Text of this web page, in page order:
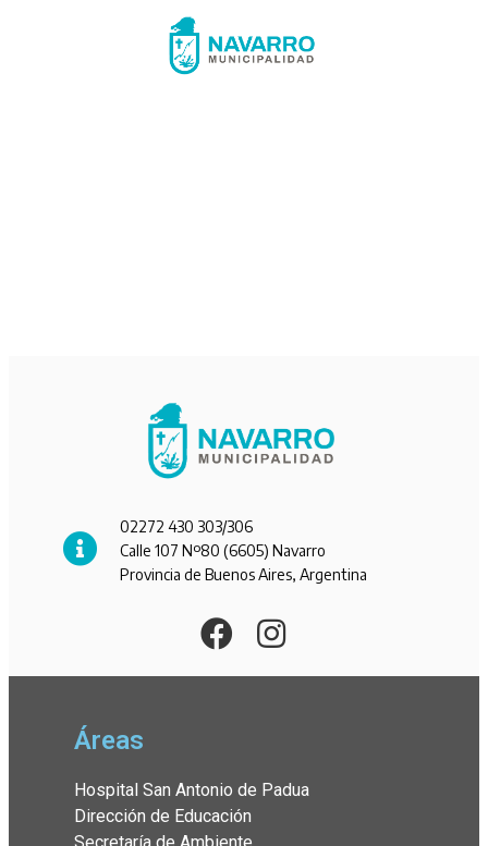
02272 430 303/306
Calle 107 Nº80 (6605) Navarro
Provincia de Buenos Aires, Argentina
Áreas
Hospital San Antonio de Padua
Dirección de Educación